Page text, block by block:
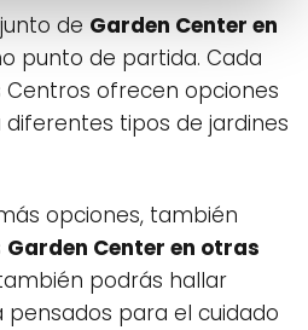
de Garden Center en
punto de partida. Cada
Centros ofrecen opciones
diferentes tipos de jardines
opciones, también
Garden Center en otras
podrás hallar
para el cuidado